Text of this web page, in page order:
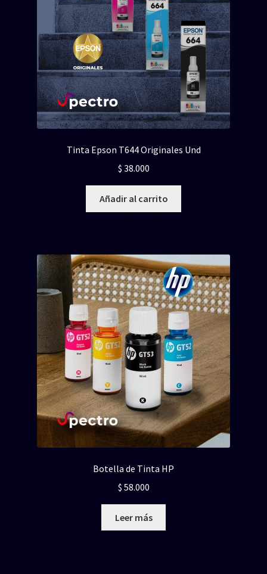
Tinta Epson T644 Originales Und
$ 38.000
Añadir al carrito
Botella de Tinta HP
$ 58.000
Leer más